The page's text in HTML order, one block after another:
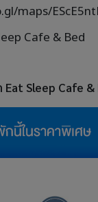
maps/
Cafe & Bed
Eat Sleep Cafe